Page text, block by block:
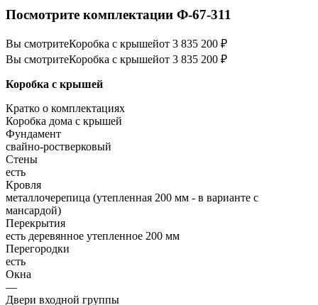
Посмотрите комплектации Ф-67-311
Вы смотритеКоробка с крышейот 3 835 200 ₽
Вы смотритеКоробка с крышейот 3 835 200 ₽
Коробка с крышей
Кратко о комплектациях
Коробка дома с крышей
Фундамент
свайно-ростверковый
Стены
есть
Кровля
металлочерепица (утепленная 200 мм - в варианте с
мансардой)
Перекрытия
есть деревянное утепленное 200 мм
Перегородки
есть
Окна
—
Двери входной группы